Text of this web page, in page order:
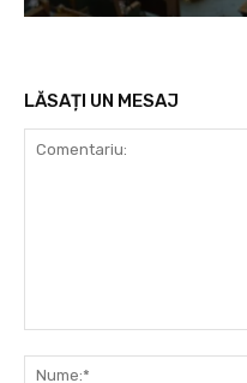
LĂSAȚI UN MESAJ